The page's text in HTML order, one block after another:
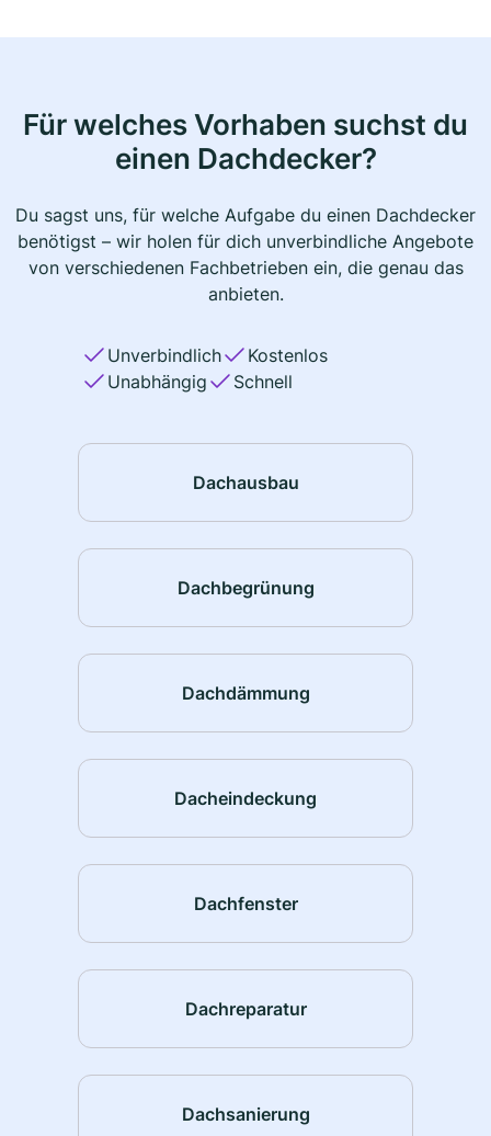
Für welches Vorhaben suchst du
einen Dachdecker?
Du sagst uns, für welche Aufgabe du einen Dachdecker
benötigst – wir holen für dich unverbindliche Angebote
von verschiedenen Fachbetrieben ein, die genau das
anbieten.
Unverbindlich
Kostenlos
Unabhängig
Schnell
Dachausbau
Dachbegrünung
Dachdämmung
Dacheindeckung
Dachfenster
Dachreparatur
Dachsanierung